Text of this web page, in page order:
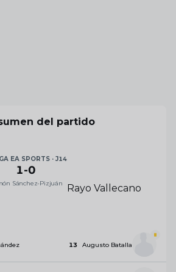
del partido
EA SPORTS · J14
1-0
Sánchez-Pizjuán Rayo Vallecano
13 Augusto Batalla